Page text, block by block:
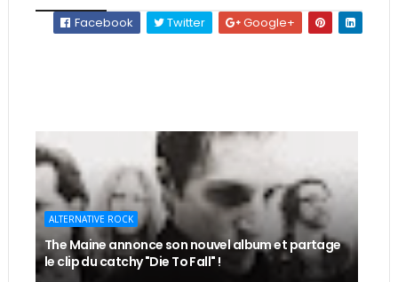
Facebook
Twitter Google+
ALTERNATIVE ROCK
The Maine annonce son nouvel album et partage
le clip du catchy "Die To Fall" !